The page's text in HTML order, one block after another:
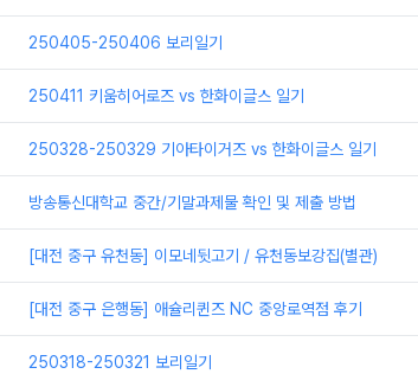
250405-250406 보리일기
250411 키움히어로즈 vs 한화이글스 일기
250328-250329 기아타이거즈 vs 한화이글스 일기
방송통신대학교 중간/기말과제물 확인 및 제출 방법
[대전 중구 유천동] 이모네뒷고기 / 유천동보강집(별관)
[대전 중구 은행동] 애슐리퀸즈 NC 중앙로역점 후기
250318-250321 보리일기